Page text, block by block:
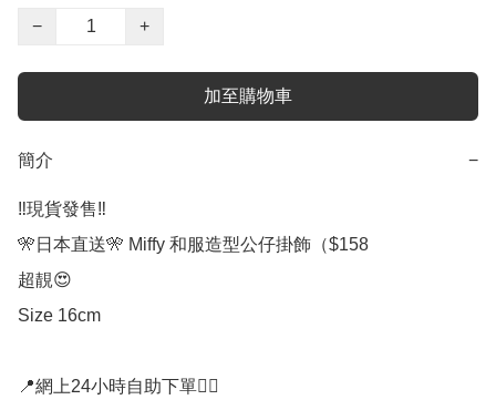
−
+
加至購物車
簡介 −
‼️現貨發售‼️
🎌日本直送🎌 Miffy 和服造型公仔掛飾（$158
超靚😍
Size 16cm
📍網上24小時自助下單👍🏻